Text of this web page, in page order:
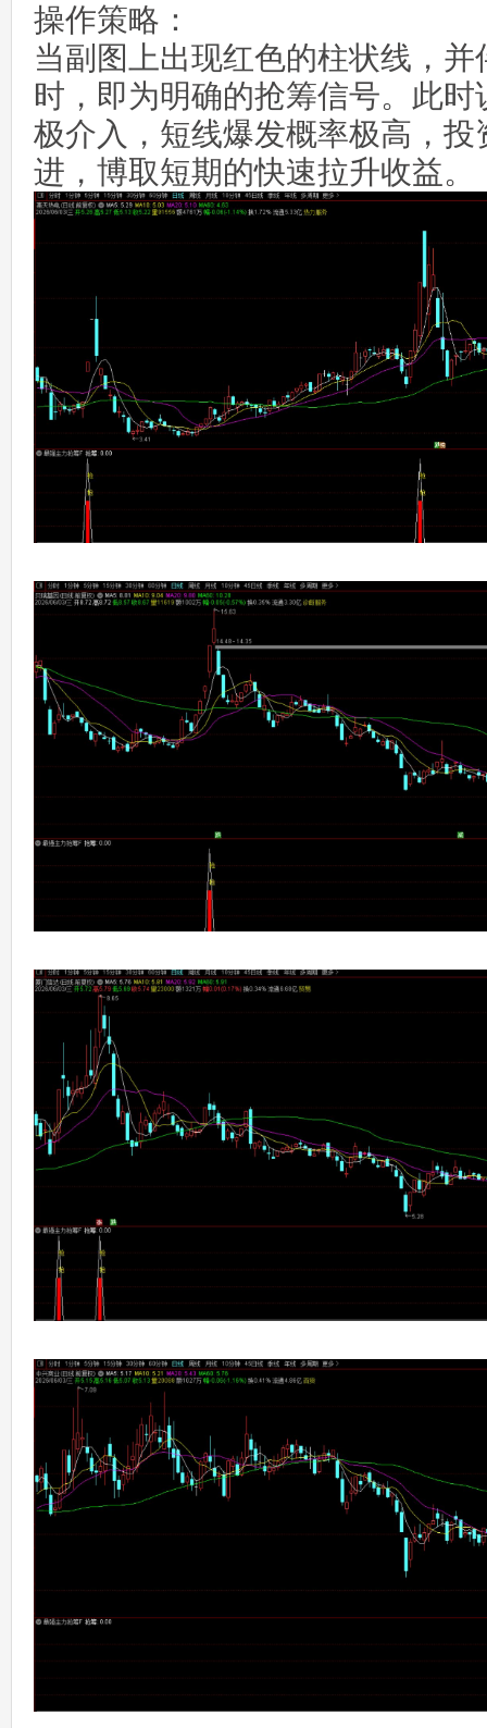
操作策略：
当副图上出现红色的柱状线，并
时，即为明确的抢筹信号。此
极介入，短线爆发概率极高，
进，博取短期的快速拉升收益。